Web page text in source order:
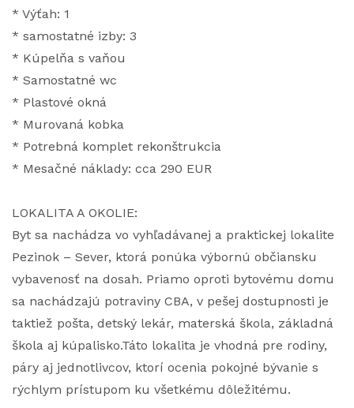
* Výťah: 1
* samostatné izby: 3
* Kúpelňa s vaňou
* Samostatné wc
* Plastové okná
* Murovaná kobka
* Potrebná komplet rekonštrukcia
* Mesačné náklady: cca 290 EUR
LOKALITA A OKOLIE:
Byt sa nachádza vo vyhľadávanej a praktickej lokalite
Pezinok – Sever, ktorá ponúka výbornú občiansku
vybavenosť na dosah. Priamo oproti bytovému domu
sa nachádzajú potraviny CBA, v pešej dostupnosti je
taktiež pošta, detský lekár, materská škola, základná
škola aj kúpalisko.Táto lokalita je vhodná pre rodiny,
páry aj jednotlivcov, ktorí ocenia pokojné bývanie s
rýchlym prístupom ku všetkému dôležitému.